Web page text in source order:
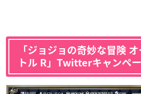
「ジョジョの奇妙な冒険
トル R」Twitterキャンペ